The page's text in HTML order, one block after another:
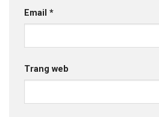
Email *
Trang web